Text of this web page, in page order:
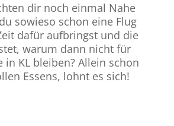
dir noch einmal Nahe
sowieso schon eine Flug
dafür aufbringst und die
warum dann nicht für
in KL bleiben? Allein schon
Essens, lohnt es sich!